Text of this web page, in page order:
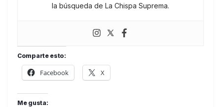
la búsqueda de La Chispa Suprema.
Comparte esto:
Facebook X
Me gusta: